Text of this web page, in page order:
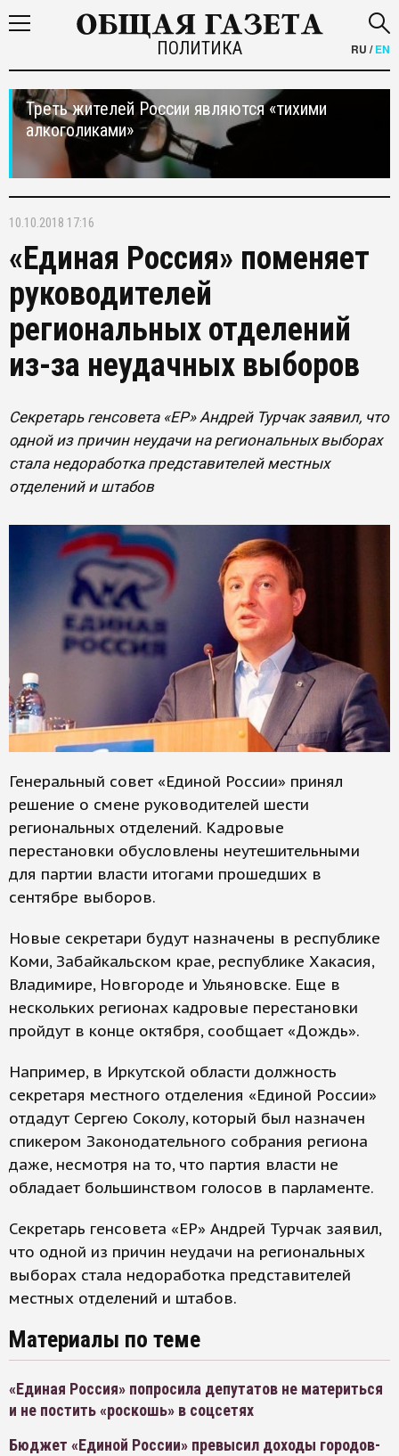
ПОЛИТИКА RU /EN
Треть жителей России являются «тихими
алкоголиками»
10.10.2018 17:16
«Единая Россия» поменяет
руководителей
региональных отделений
из-за неудачных выборов
Секретарь генсовета «ЕР» Андрей Турчак заявил, что
одной из причин неудачи на региональных выборах
стала недоработка представителей местных
отделений и штабов
Генеральный совет «Единой России» принял
решение о смене руководителей шести
региональных отделений. Кадровые
перестановки обусловлены неутешительными
для партии власти итогами прошедших в
сентябре выборов.
Новые секретари будут назначены в республике
Коми, Забайкальском крае, республике Хакасия,
Владимире, Новгороде и Ульяновске. Еще в
нескольких регионах кадровые перестановки
пройдут в конце октября, сообщает «Дождь».
Например, в Иркутской области должность
секретаря местного отделения «Единой России»
отдадут Сергею Соколу, который был назначен
спикером Законодательного собрания региона
даже, несмотря на то, что партия власти не
обладает большинством голосов в парламенте.
Секретарь генсовета «ЕР» Андрей Турчак заявил,
что одной из причин неудачи на региональных
выборах стала недоработка представителей
местных отделений и штабов.
Материалы по теме
«Единая Россия» попросила депутатов не материться
и не постить «роскошь» в соцсетях
Бюджет «Единой России» превысил доходы городов-